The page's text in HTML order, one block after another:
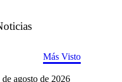
Más Visto
agosto de 2026